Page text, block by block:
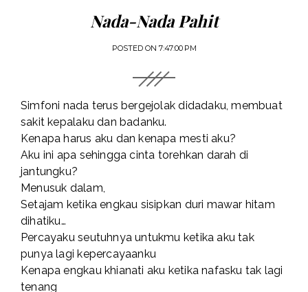
Nada-Nada Pahit
POSTED ON 7:47:00 PM
Simfoni nada terus bergejolak didadaku, membuat
sakit kepalaku dan badanku.
Kenapa harus aku dan kenapa mesti aku?
Aku ini apa sehingga cinta torehkan darah di
jantungku?
Menusuk dalam,
Setajam ketika engkau sisipkan duri mawar hitam
dihatiku…
Percayaku seutuhnya untukmu ketika aku tak
punya lagi kepercayaanku
Kenapa engkau khianati aku ketika nafasku tak lagi
tenang